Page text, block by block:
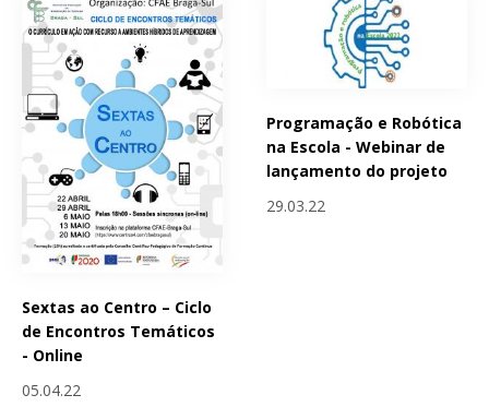
Sextas ao Centro – Ciclo
de Encontros Temáticos
- Online
05.04.22
Programação e Robótica
na Escola - Webinar de
lançamento do projeto
29.03.22